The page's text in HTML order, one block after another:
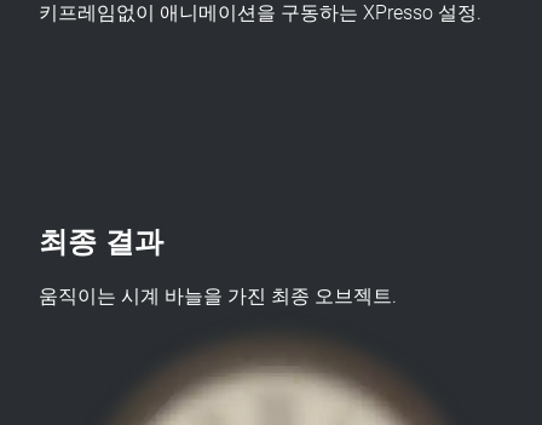
키프레임없이 애니메이션을 구동하는 XPresso 설정.
최종 결과
움직이는 시계 바늘을 가진 최종 오브젝트.